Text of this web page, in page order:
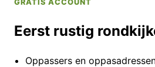
GRATIS ACCOUNT
Eerst rustig
Oppassers en